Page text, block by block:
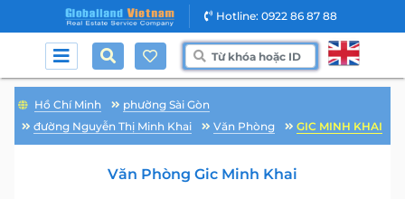
Hotline: 0922 86 87 88
Hồ Chí Minh
phường Sài Gòn
đường Nguyễn Thị Minh Khai
Văn Phòng GIC MINH KHAI
Văn Phòng Gic Minh Khai